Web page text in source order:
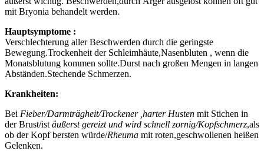
mit Bryonia behandelt werden.
Hauptsymptome :
Verschlechterung aller Beschwerden durch die geringste
Bewegung.Trockenheit der Schleimhäute,Nasenbluten , wenn die
Monatsblutung kommen sollte.Durst nach großen Mengen in langen
Abständen.Stechende Schmerzen.
Krankheiten:
Bei Fieber/Darmträgheit/Trockener ,harter Husten mit Stichen in
der Brust/ist äußerst gereizt und wird schnell zornig/Kopfschmerz,als
ob der Kopf bersten würde/Rheuma mit roten,geschwollenen heißen
Gelenken.